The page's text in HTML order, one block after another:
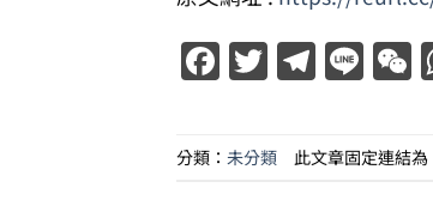
Facebook
Twitter
分類： 未分類 此文章固定連結為